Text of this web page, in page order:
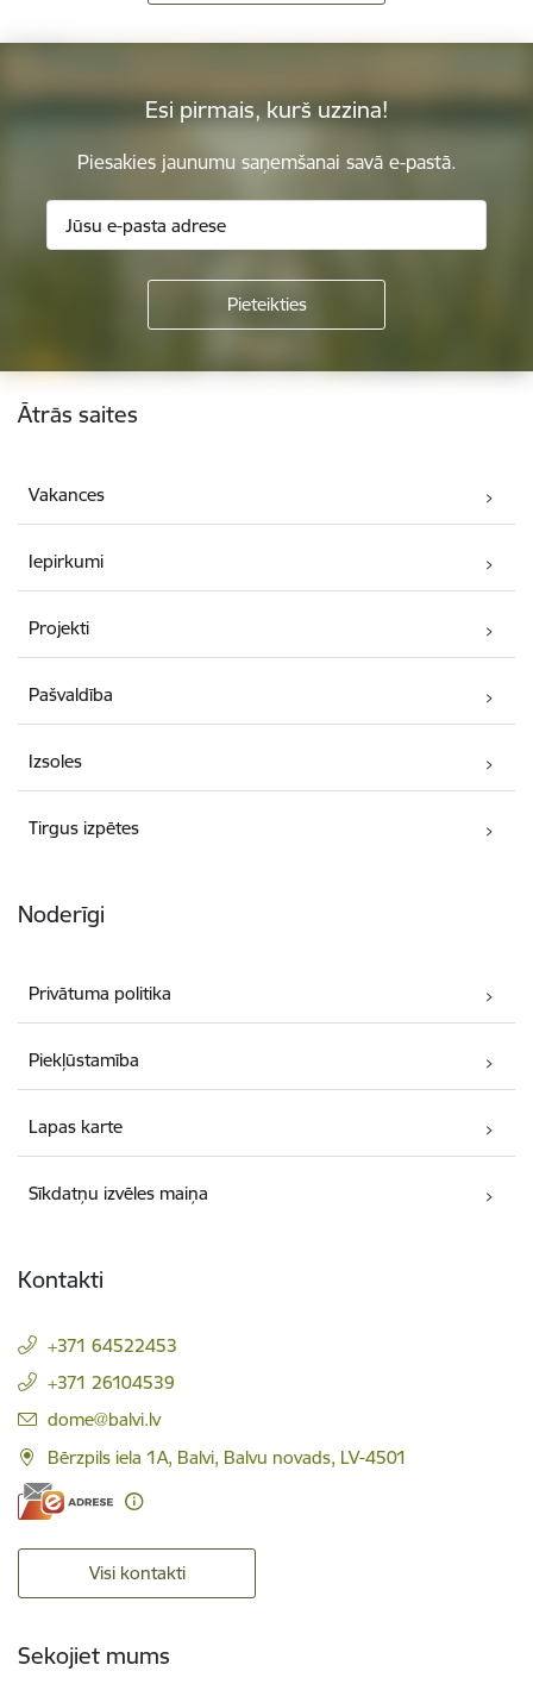
Esi pirmais, kurš uzzina!
Piesakies jaunumu saņemšanai savā e-pastā.
Kājene
Ātrās saites
Vakances
Iepirkumi
Projekti
Pašvaldība
Izsoles
Tirgus izpētes
Noderīgi
Privātuma politika
Piekļūstamība
Lapas karte
Sīkdatņu izvēles maiņa
Kontakti
+371 64522453
+371 26104539
E-pasts:
dome@balvi.lv
Bērzpils iela 1A, Balvi, Balvu novads, LV-4501
Visi kontakti
Sekojiet mums